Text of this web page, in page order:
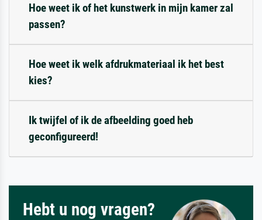
Hoe weet ik of het kunstwerk in mijn kamer zal
passen?
Hoe weet ik welk afdrukmateriaal ik het best
kies?
Ik twijfel of ik de afbeelding goed heb
geconfigureerd!
Hebt u nog vragen?